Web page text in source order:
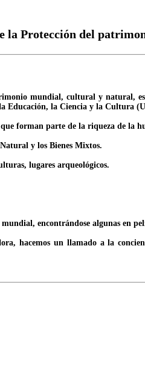
la Protección del
mundial, cultural y natural,
Educación, la Ciencia y la Cultura
forman parte de la riqueza de la
y los Bienes Mixtos.
lugares arqueológicos.
encontrándose algunas en
hacemos un llamado a la